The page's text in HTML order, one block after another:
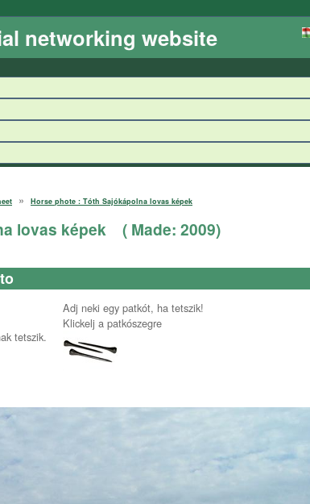
networking website
» Horse phote : Tóth Sajókápolna lovas képek
lovas képek ( Made: 2009)
tetszik.
Adj neki egy patkót, ha tetszik!
Klickelj a patkószegre